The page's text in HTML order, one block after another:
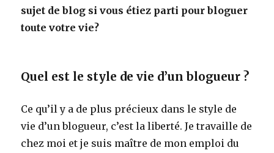
sujet de blog si vous étiez parti pour bloguer
toute votre vie?
Quel est le style de vie d’un blogueur ?
Ce qu’il y a de plus précieux dans le style de
vie d’un blogueur, c’est la liberté. Je travaille de
chez moi et je suis maître de mon emploi du